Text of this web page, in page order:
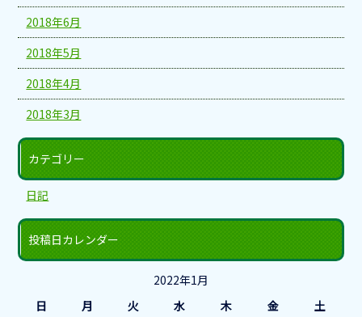
2018年6月
2018年5月
2018年4月
2018年3月
カテゴリー
日記
投稿日カレンダー
2022年1月
日
月 火 水 木 金 土